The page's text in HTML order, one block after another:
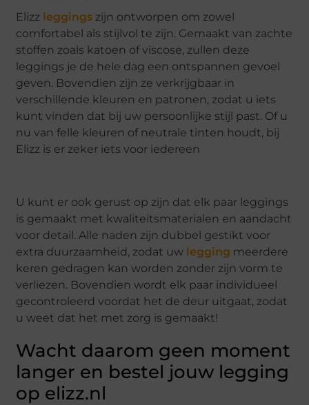
Elizz leggings zijn ontworpen om zowel
comfortabel als stijlvol te zijn. Gemaakt van zachte
stoffen zoals katoen of viscose, zullen deze
leggings je de hele dag een ontspannen gevoel
geven. Bovendien zijn ze verkrijgbaar in
verschillende kleuren en patronen, zodat u iets
kunt vinden dat bij uw persoonlijke stijl past. Of u
nu van felle kleuren of neutrale tinten houdt, bij
Elizz is er zeker iets voor iedereen
U kunt er ook gerust op zijn dat elk paar leggings
is gemaakt met kwaliteitsmaterialen en aandacht
voor detail. Alle naden zijn dubbel gestikt voor
extra duurzaamheid, zodat uw legging meerdere
keren gedragen kan worden zonder zijn vorm te
verliezen. Bovendien wordt elk paar individueel
gecontroleerd voordat het de deur uitgaat, zodat
u weet dat het met zorg is gemaakt!
Wacht daarom geen moment
langer en bestel jouw legging
op elizz.nl